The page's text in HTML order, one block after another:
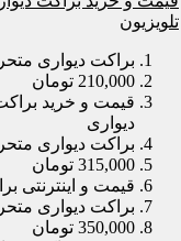
تلویزیون
براکت دیواری
210,000 تومان
قیمت و خرید
دیواری
براکت دیواری
315,000 تومان
قیمت و اینترنتی
براکت دیواری
350,000 تومان